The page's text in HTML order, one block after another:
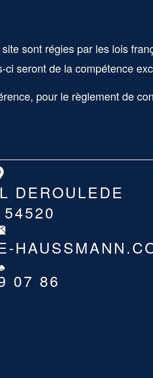
sont régies par les lois
ci seront de la compétence
pour le règlement de
DEROULEDE
07 86